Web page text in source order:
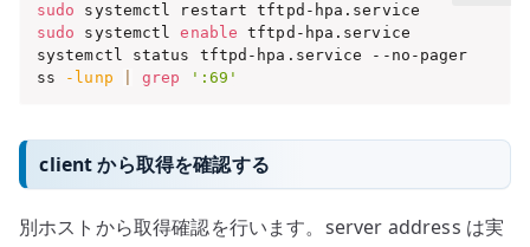
sudo
sudo systemctl enable tftpd-hpa.service
systemctl status tftpd-hpa.service --no-pager
ss
-lunp grep ':69'
client から取得を確認する
別ホストから取得確認を行います。server address は実